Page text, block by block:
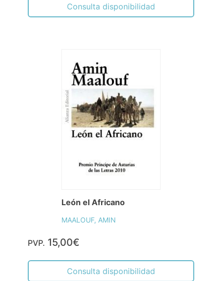
Consulta disponibilidad
León el Africano
MAALOUF, AMIN
PVP. 15,00€
Consulta disponibilidad